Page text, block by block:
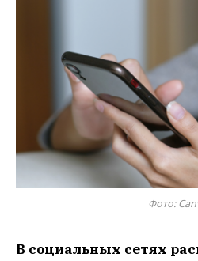
Фото:
В социальных сетях